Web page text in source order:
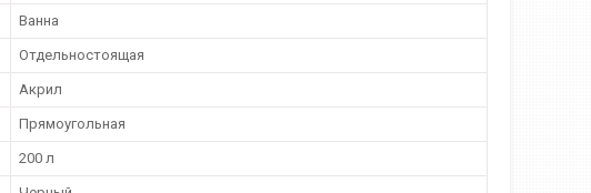
Ванна
Отдельностоящая
Акрил
Прямоугольная
200 л